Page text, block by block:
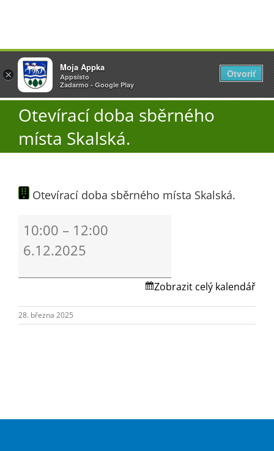
Přeskočit
na
obsah
Úřad
O obci
Aktuality
Turistika
Otevírací doba sběrného
místa Skalská.
Otevírací doba sběrného místa Skalská.
doba
sběrného
Skalská.
10:00 – 12:00
6.12.2025
Zobrazit celý kalendář
28. března 2025
×
Vyžlovka
AppSisto
- In Google Play
Otevřít
×
Moja Appka
Appsisto
Zadarmo - Google Play
Otvoriť